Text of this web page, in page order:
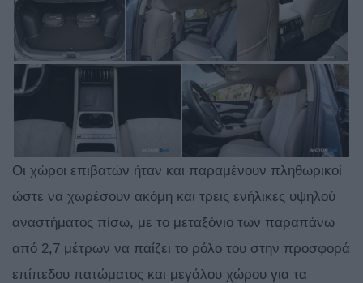
Οι χώροι επιβατών ήταν και παραμένουν πληθωρικοί
ώστε να χωρέσουν ακόμη και τρεις ενήλικες υψηλού
αναστήματος πίσω, με το μεταξόνιο των παραπάνω
από 2,7 μέτρων να παίζει το ρόλο του στην προσφορά
επίπεδου πατώματος και μεγάλου χώρου για τα